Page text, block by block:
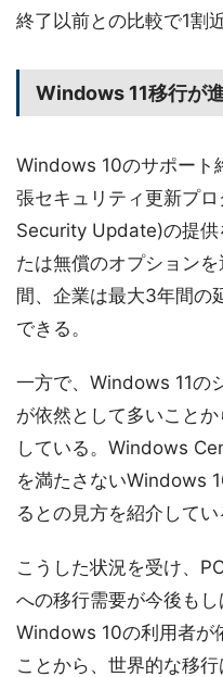
終了以前との比較で1割
Windows 11移行が
Windows 10のサポート
張セキュリティ更新プ
Security Update)の提供
たは無償のオプション
間、企業は最大3年間の
できる。
一方で、Windows 11の
が依然として多いこと
している。Windows
を満たさないWindows
るとの見方を紹介してい
こうした状況を受け、
への移行需要が今後もし
Windows 10の利用者が
ことから、世界的な移